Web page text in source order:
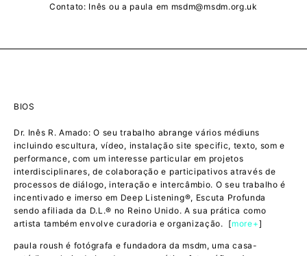
Contato: Inês ou a paula em msdm@msdm.org.uk
BIOS
Dr. Inês R. Amado: O seu trabalho abrange vários médiuns
incluindo escultura, vídeo, instalação site specific, texto, som e
performance, com um interesse particular em projetos
interdisciplinares, de colaboração e participativos através de
processos de diálogo, interação e intercâmbio. O seu trabalho é
incentivado e imerso em Deep Listening®, Escuta Profunda
sendo afiliada da D.L.® no Reino Unido. A sua prática como
artista também envolve curadoria e organização. [more+]
paula roush é fotógrafa e fundadora da msdm, uma casa-